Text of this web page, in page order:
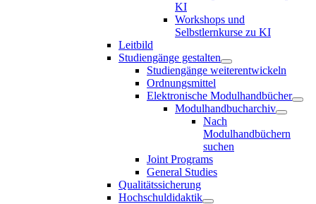
KI
Workshops und
Selbstlernkurse zu KI
Leitbild
Studiengänge gestalten
Studiengänge weiterentwickeln
Ordnungsmittel
Elektronische Modulhandbücher
Modulhandbucharchiv
Nach
Modulhandbüchern
suchen
Joint Programs
General Studies
Qualitätssicherung
Hochschuldidaktik